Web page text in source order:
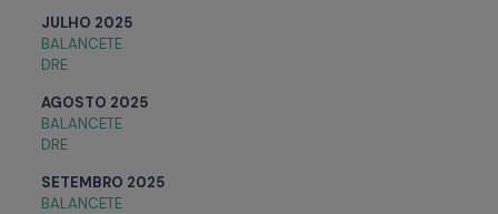
JULHO 2025
BALANCETE
DRE
AGOSTO 2025
BALANCETE
DRE
SETEMBRO 2025
BALANCETE